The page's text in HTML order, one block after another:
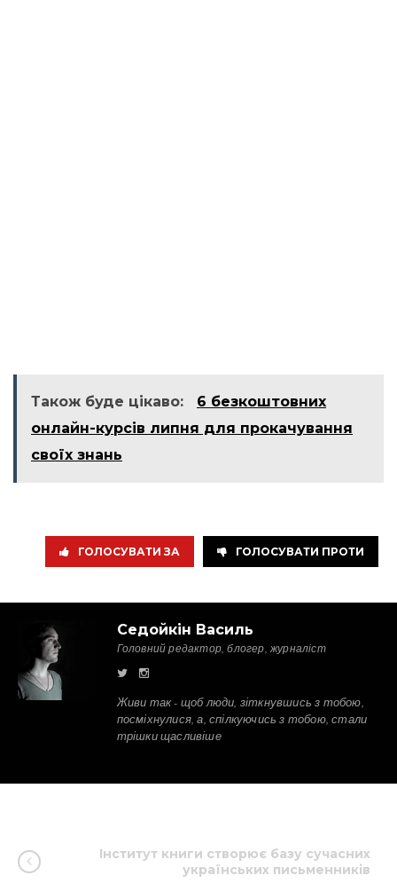
Також буде цікаво:
6 безкоштовних
онлайн-курсів липня для прокачування
своїх знань
ГОЛОСУВАТИ ЗА ГОЛОСУВАТИ ПРОТИ
Седойкін Василь
Головний редактор, блогер, журналіст
Живи так - щоб люди, зіткнувшись з тобою,
посміхнулися, а, спілкуючись з тобою, стали
трішки щасливіше
Інститут книги створює базу сучасних
українських письменників